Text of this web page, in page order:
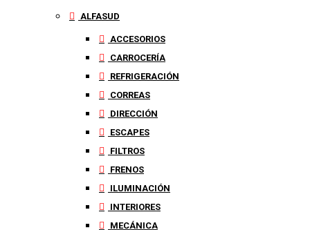
ALFASUD
ACCESORIOS
CARROCERÍA
REFRIGERACIÓN
CORREAS
DIRECCIÓN
ESCAPES
FILTROS
FRENOS
ILUMINACIÓN
INTERIORES
MECÁNICA